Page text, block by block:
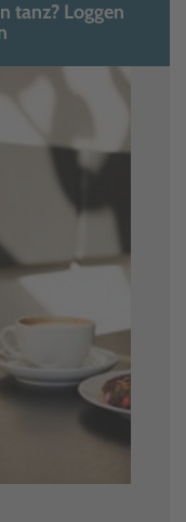
tanz? Loggen